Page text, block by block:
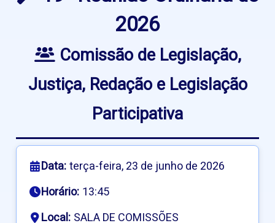
2026
Comissão de Legislação,
Justiça, Redação e Legislação
Participativa
Data:terça-feira, 23 de junho de 2026
Horário: 13:45
Local: SALA DE COMISSÕES